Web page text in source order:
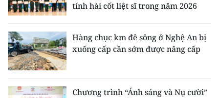
tính hài cốt liệt sĩ trong năm 2026
Hàng chục km đê sông ở Nghệ An bị
xuống cấp cần sớm được nâng cấp
Chương trình “Ánh sáng và Nụ cười”